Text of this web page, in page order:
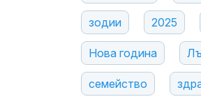
зодии 2025
Нова година
семейство